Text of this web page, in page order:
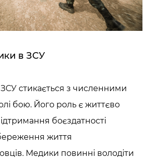
в ЗСУ
стикається з численними
бою. Його роль є життєво
боєздатності
життя
Медики повинні володіти